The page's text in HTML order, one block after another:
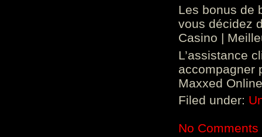
Les bonus de
vous décidez
Casino |
L’assistance
accompagner
Maxxed
Filed under:
No Comments